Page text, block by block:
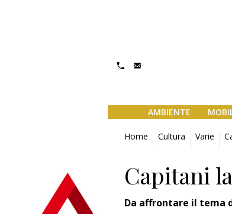
AMBIENTE
Home Cultura Varie
Capitani
Da affrontare il tema